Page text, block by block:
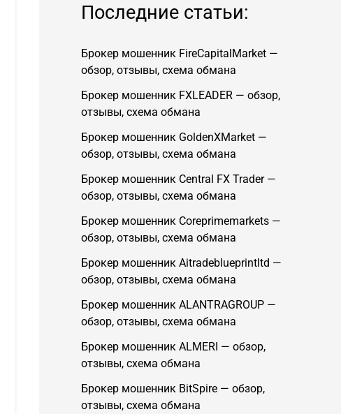
Последние статьи:
Брокер мошенник FireCapitalMarket —
обзор, отзывы, схема обмана
Брокер мошенник FXLEADER — обзор,
отзывы, схема обмана
Брокер мошенник GoldenXMarket —
обзор, отзывы, схема обмана
Брокер мошенник Central FX Trader —
обзор, отзывы, схема обмана
Брокер мошенник Coreprimemarkets —
обзор, отзывы, схема обмана
Брокер мошенник Aitradeblueprintltd —
обзор, отзывы, схема обмана
Брокер мошенник ALANTRAGROUP —
обзор, отзывы, схема обмана
Брокер мошенник ALMERI — обзор,
отзывы, схема обмана
Брокер мошенник BitSpire — обзор,
отзывы, схема обмана